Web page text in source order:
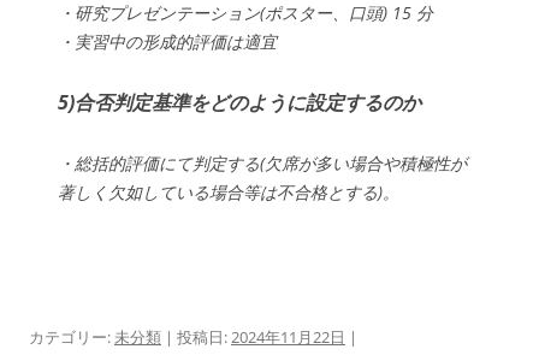
・研究プレゼンテーション(ポスター、口頭) 15 分
・実習中の形成的評価は適宜
5)合否判定基準をどのように設定するのか
・総括的評価にて判定する(欠席が多い場合や積極性が
著しく欠如している場合等は不合格とする)。
カテゴリー:未分類 | 投稿日:2024年11月22日 |